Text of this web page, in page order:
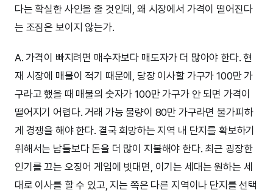
다는 확실한 사인을 줄 것인데, 왜 시장에서 가격이 떨어진다
는 조짐은 보이지 않는가.
A. 가격이 빠지려면 매수자보다 매도자가 더 많아야 한다. 현
재 시장에 매물이 적기 때문에, 당장 이사할 가구가 100만 가
구라고 했을 때 매물의 숫자가 100만 가구가 안 되면 가격이
떨어지기 어렵다. 거래 가능 물량이 80만 가구라면 불가피하
게 경쟁을 해야 한다. 결국 희망하는 지역 내 단지를 확보하기
위해서는 남들보다 돈을 더 많이 지불해야 한다. 최근 굉장한
인기를 끄는 오징어 게임에 빗대면, 이기는 세대는 원하는 세
대로 이사를 할 수 있고, 지는 쪽은 다른 지역이나 단지를 선택